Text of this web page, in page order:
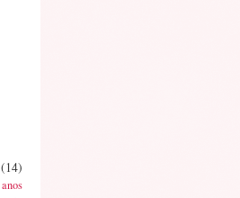
(14)
anos